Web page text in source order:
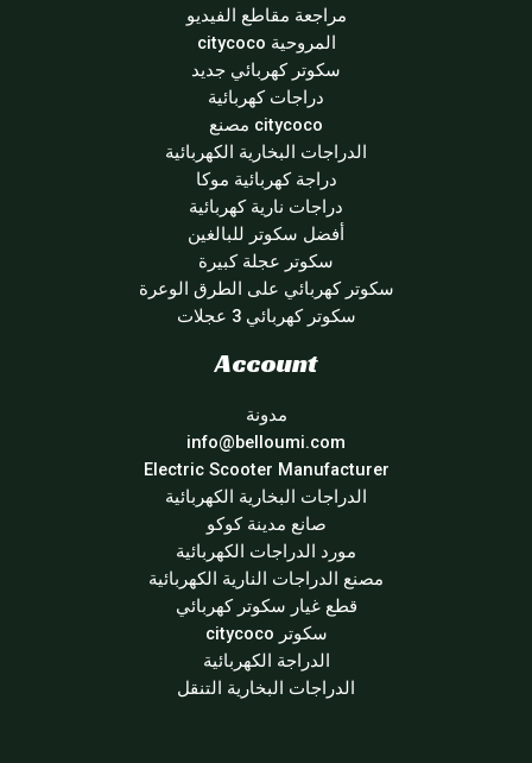
مراجعة مقاطع الفيديو
المروحية citycoco
سكوتر كهربائي جديد
دراجات كهربائية
citycoco مصنع
الدراجات البخارية الكهربائية
دراجة كهربائية موكا
دراجات نارية كهربائية
أفضل سكوتر للبالغين
سكوتر عجلة كبيرة
سكوتر كهربائي على الطرق الوعرة
سكوتر كهربائي 3 عجلات
Account
مدونة
info@belloumi.com
Electric Scooter Manufacturer
الدراجات البخارية الكهربائية
صانع مدينة كوكو
مورد الدراجات الكهربائية
مصنع الدراجات النارية الكهربائية
قطع غيار سكوتر كهربائي
سكوتر citycoco
الدراجة الكهربائية
الدراجات البخارية التنقل